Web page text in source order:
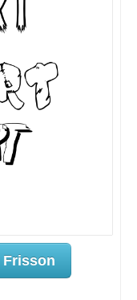
Frisson